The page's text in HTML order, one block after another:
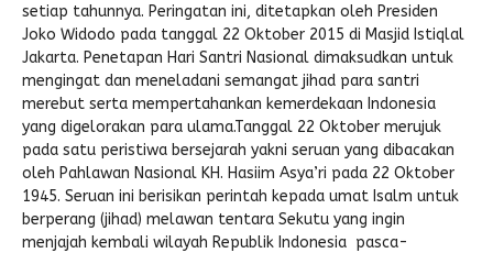
setiap tahunnya. Peringatan ini, ditetapkan oleh Presiden
Joko Widodo pada tanggal 22 Oktober 2015 di Masjid Istiqlal
Jakarta. Penetapan Hari Santri Nasional dimaksudkan untuk
mengingat dan meneladani semangat jihad para santri
merebut serta mempertahankan kemerdekaan Indonesia
yang digelorakan para ulama.Tanggal 22 Oktober merujuk
pada satu peristiwa bersejarah yakni seruan yang dibacakan
oleh Pahlawan Nasional KH. Hasiim Asya’ri pada 22 Oktober
1945. Seruan ini berisikan perintah kepada umat Isalm untuk
berperang (jihad) melawan tentara Sekutu yang ingin
menjajah kembali wilayah Republik Indonesia pasca-